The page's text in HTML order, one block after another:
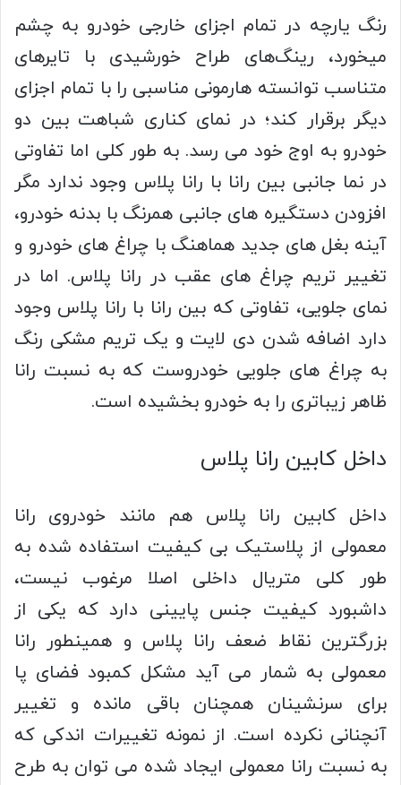
رنگ یارچه در تمام اجزای خارجی خودرو به چشم
میخورد، رینگ‌های طراح خورشیدی با تایرهای
متناسب توانسته هارمونی مناسبی را با تمام اجزای
دیگر برقرار کند؛ در نمای کناری شباهت بین دو
خودرو به اوج خود می رسد. به طور کلی اما تفاوتی
در نما جانبی بین رانا با رانا پلاس وجود ندارد مگر
افزودن دستگیره های جانبی همرنگ با بدنه خودرو،
آینه بغل های جدید هماهنگ با چراغ های خودرو و
تغییر تریم چراغ های عقب در رانا پلاس. اما در
نمای جلویی، تفاوتی که بین رانا با رانا پلاس وجود
دارد اضافه شدن دی لایت و یک تریم مشکی رنگ
به چراغ های جلویی خودروست که به نسبت رانا
ظاهر زیباتری را به خودرو بخشیده است.
داخل کابین رانا پلاس
داخل کابین رانا پلاس هم مانند خودروی رانا
معمولی از پلاستیک بی کیفیت استفاده شده به
طور کلی متریال داخلی اصلا مرغوب نیست،
داشبورد کیفیت جنس پایینی دارد که یکی از
بزرگترین نقاط ضعف رانا پلاس و همینطور رانا
معمولی به شمار می آید مشکل کمبود فضای پا
برای سرنشینان همچنان باقی مانده و تغییر
آنچنانی نکرده است. از نمونه تغییرات اندکی که
به نسبت رانا معمولی ایجاد شده می توان به طرح